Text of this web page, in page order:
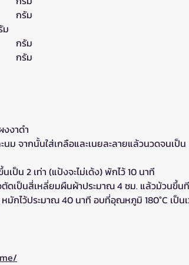
นมสด					140 		กรัม
กรัม
เนย						60 		กรัม
ผงงาดำ					50 		กรัม
งงาดำ
ม จากนั้นใส่เกลือและเนยละลายแล้วนวดจนเป็น
น 2 เท่า (แป้งจะไม่เด้ง) พักไว้ 10 นาที
ตัดเป็นสี่เหลี่ยมผืนผ้าประมาณ 4 ซม. แล้วม้วนขึ้นที
มักไว้ประมาณ 40 นาที อบที่อุณหภูมิ 180°C เป็น